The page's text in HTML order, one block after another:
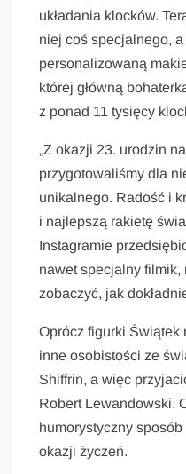
układania klocków.
niej coś specjalnego,
personalizowaną
której główną
z ponad 11 tysięcy
„Z okazji 23. urodzin
przygotowaliśmy dla
unikalnego. Radość i
i najlepszą rakietę
Instagramie
nawet specjalny filmik,
zobaczyć, jak
Oprócz figurki Świątek
inne osobistości ze
Shiffrin, a więc
Robert Lewandowski.
humorystyczny
okazji życzeń.